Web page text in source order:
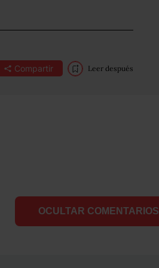
Compartir Leer después
OCULTAR COMENTARIOS